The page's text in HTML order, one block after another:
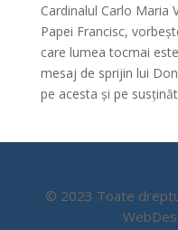
Cardinalul Carlo Maria
Papei Francisc,
care lumea tocmai
mesaj de sprijin lui
pe acesta și pe
© 2023 Toate